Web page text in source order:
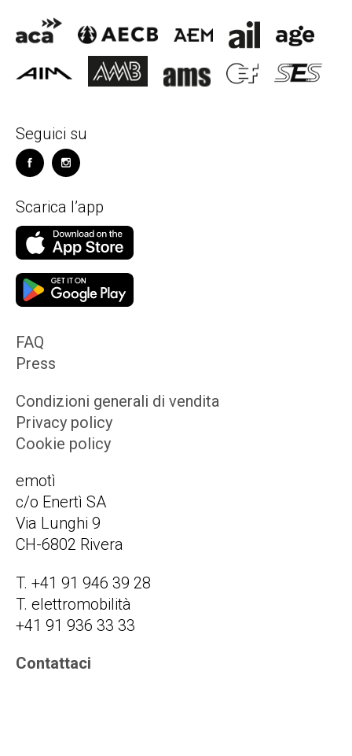
Seguici su
Scarica l’app
FAQ
Press
Condizioni generali di vendita
Privacy policy
Cookie policy
emotì
c/o Enertì SA
Via Lunghi 9
CH-6802 Rivera
T. +41 91 946 39 28
T. elettromobilità
+41 91 936 33 33
Contattaci